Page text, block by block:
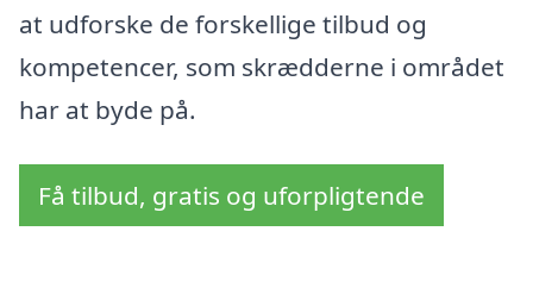
at udforske de forskellige tilbud og
kompetencer, som skrædderne i området
har at byde på.
Få tilbud, gratis og uforpligtende